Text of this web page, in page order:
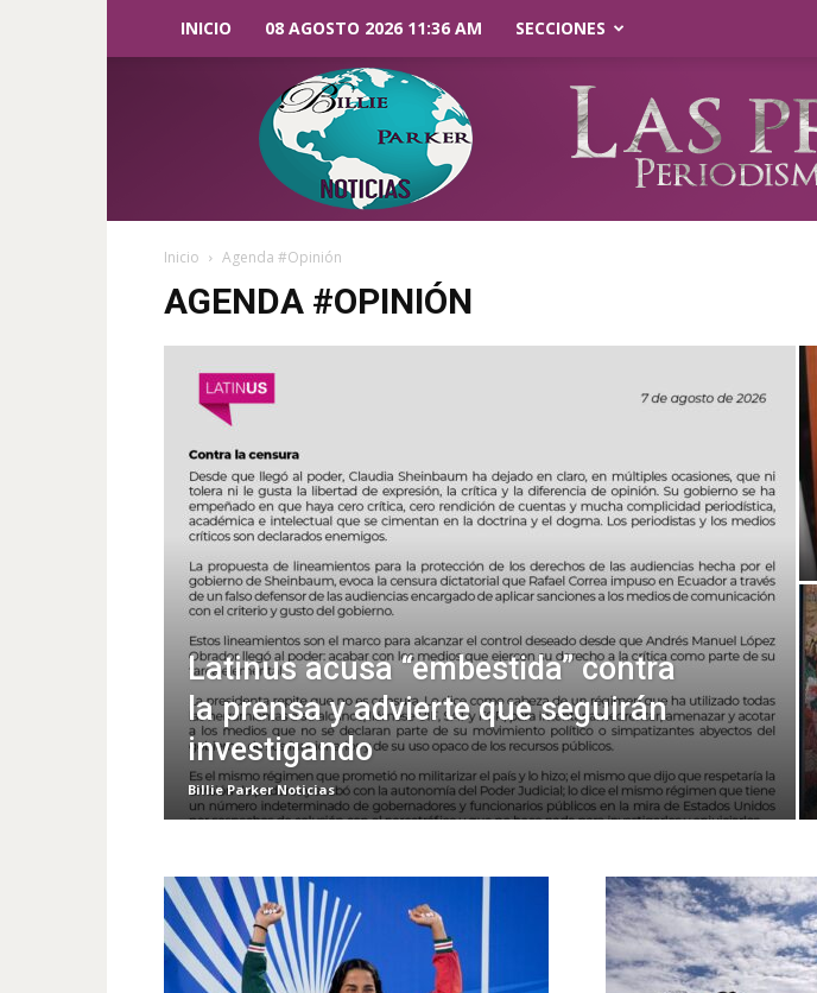
INICIO 08 AGOSTO 2026 11:36 AM SECCIONES
Parker
Noticias
Inicio Agenda #Opinión
AGENDA #OPINIÓN
Latinus acusa “embestida” contra
la prensa y advierte que seguirán
investigando
Billie Parker Noticias